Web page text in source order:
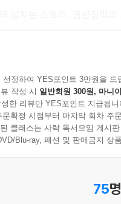
읽어 내려간다. 몰입도가
은 독서력이 부족한 아이
지 않을 정도로 재미있게
천당』은 재미와 흥미, 그
다. 내가 바라는 행운, 그
정하여 YES포인트 3만원을 드
작성 시 일반회원 300원, 마니
한 리뷰만 YES포인트 지급됩니
확정 시점부터 마지막 회차 주
클래스는 사락 독서모임 게시
Blu-ray, 패션 및 판매금지 상
75